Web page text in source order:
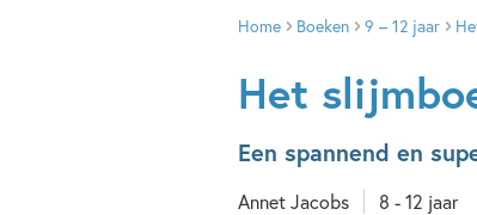
Home Boeken 9 – 12 jaar
Het
Een spannend en
Annet Jacobs 8 - 12 jaar